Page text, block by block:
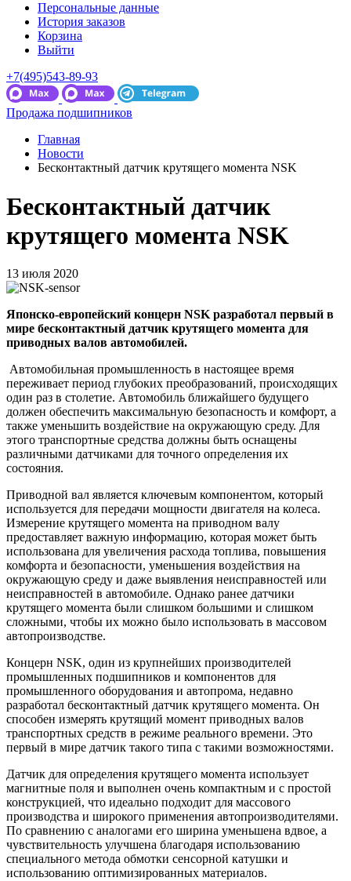
Персональные данные
История заказов
Корзина
Выйти
+7(495)543-89-93
Продажа подшипников
Главная
Новости
Бесконтактный датчик крутящего момента NSK
Бесконтактный датчик
крутящего момента NSK
13 июля 2020
Японско-европейский концерн NSK разработал первый в
мире бесконтактный датчик крутящего момента для
приводных валов автомобилей.
Автомобильная промышленность в настоящее время
переживает период глубоких преобразований, происходящих
один раз в столетие. Автомобиль ближайшего будущего
должен обеспечить максимальную безопасность и комфорт, а
также уменьшить воздействие на окружающую среду. Для
этого транспортные средства должны быть оснащены
различными датчиками для точного определения их
состояния.
Приводной вал является ключевым компонентом, который
используется для передачи мощности двигателя на колеса.
Измерение крутящего момента на приводном валу
предоставляет важную информацию, которая может быть
использована для увеличения расхода топлива, повышения
комфорта и безопасности, уменьшения воздействия на
окружающую среду и даже выявления неисправностей или
неисправностей в автомобиле. Однако ранее датчики
крутящего момента были слишком большими и слишком
сложными, чтобы их можно было использовать в массовом
автопроизводстве.
Концерн NSK, один из крупнейших производителей
промышленных подшипников и компонентов для
промышленного оборудования и автопрома, недавно
разработал бесконтактный датчик крутящего момента. Он
способен измерять крутящий момент приводных валов
транспортных средств в режиме реального времени. Это
первый в мире датчик такого типа с такими возможностями.
Датчик для определения крутящего момента использует
магнитные поля и выполнен очень компактным и с простой
конструкцией, что идеально подходит для массового
производства и широкого применения автопроизводителями.
По сравнению с аналогами его ширина уменьшена вдвое, а
чувствительность улучшена благодаря использованию
специального метода обмотки сенсорной катушки и
использованию оптимизированных материалов.